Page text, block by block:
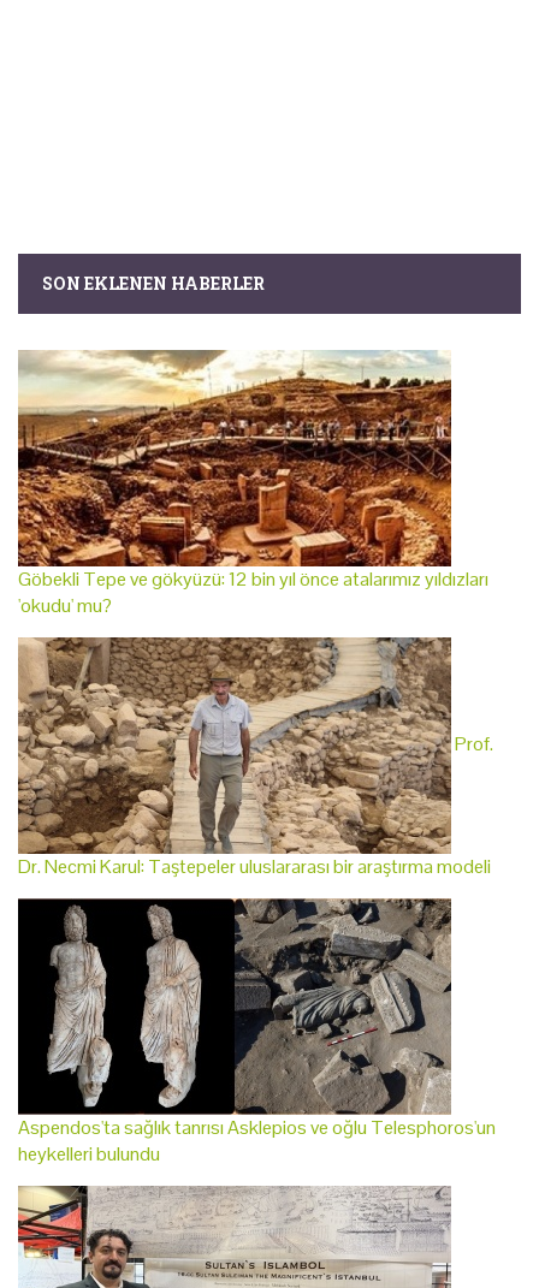
SON EKLENEN HABERLER
Göbekli Tepe ve gökyüzü: 12 bin yıl önce atalarımız yıldızları
'okudu' mu?
Prof.
Dr. Necmi Karul: Taştepeler uluslararası bir araştırma modeli
Aspendos'ta sağlık tanrısı Asklepios ve oğlu Telesphoros'un
heykelleri bulundu